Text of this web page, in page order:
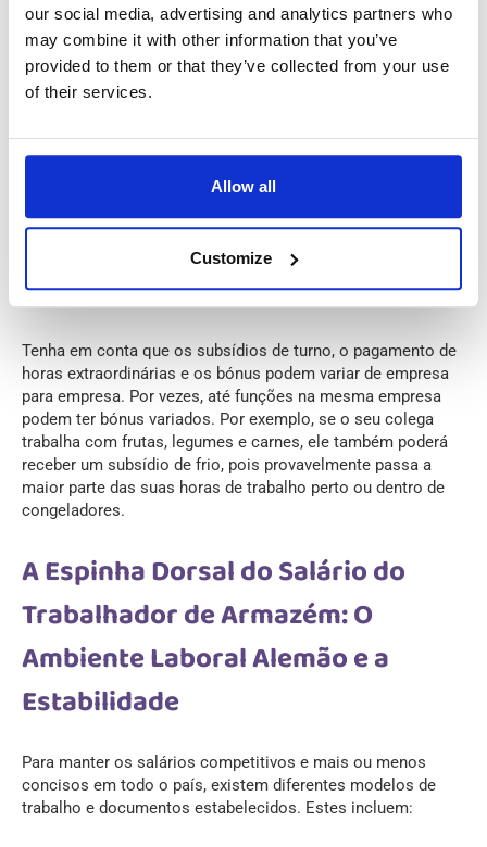
our social media, advertising and analytics partners who
may combine it with other information that you’ve
provided to them or that they’ve collected from your use
of their services.
Allow all
Customize
Subsídio de Turno (Schichtzulage): O trabalho durante
as horas tardias (normalmente das 21h às 6h)
qualifica para um subsídio de turno noturno
(Nachtzuschlag), que geralmente adiciona 25% à taxa
horária base.
Pagamento de Horas Extraordinárias: O trabalho que
excede as horas contratuais é pago com um prémio,
normalmente um bónus de férias (Urlaubsgeld) e, por
vezes, um bónus de Natal (Weihnachtsgeld),
especialmente se o seu empregador estiver vinculado
a um contrato coletivo de trabalho (Tarifvertrag).
Tenha em conta que os subsídios de turno, o pagamento de
horas extraordinárias e os bónus podem variar de empresa
para empresa. Por vezes, até funções na mesma empresa
podem ter bónus variados. Por exemplo, se o seu colega
trabalha com frutas, legumes e carnes, ele também poderá
receber um subsídio de frio, pois provavelmente passa a
maior parte das suas horas de trabalho perto ou dentro de
congeladores.
A Espinha Dorsal do Salário do
Trabalhador de Armazém: O
Ambiente Laboral Alemão e a
Estabilidade
Para manter os salários competitivos e mais ou menos
concisos em todo o país, existem diferentes modelos de
trabalho e documentos estabelecidos. Estes incluem: